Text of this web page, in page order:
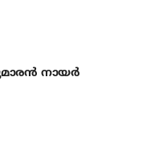
നായര്‍